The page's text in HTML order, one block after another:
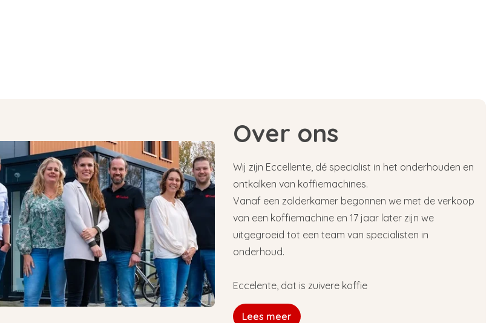
Over ons
Wij zijn Eccellente, dé specialist in het onderhouden en
ontkalken van koffiemachines.
Vanaf een zolderkamer begonnen we met de verkoop
van een koffiemachine en 17 jaar later zijn we
uitgegroeid tot een team van specialisten in
onderhoud.
Eccelente, dat is zuivere koffie
Lees meer